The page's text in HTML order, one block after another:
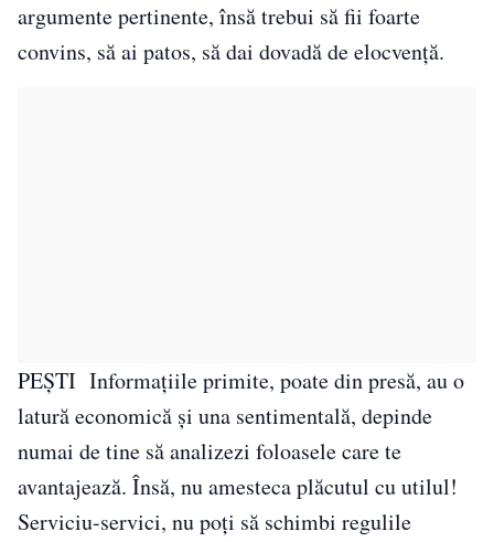
argumente pertinente, însă trebui să fii foarte
convins, să ai patos, să dai dovadă de elocvență.
PEŞTI Informaţiile primite, poate din presă, au o
latură economică şi una sentimentală, depinde
numai de tine să analizezi foloasele care te
avantajează. Însă, nu amesteca plăcutul cu utilul!
Serviciu-servici, nu poți să schimbi regulile